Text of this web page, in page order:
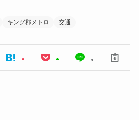
キング郡メトロ 交通